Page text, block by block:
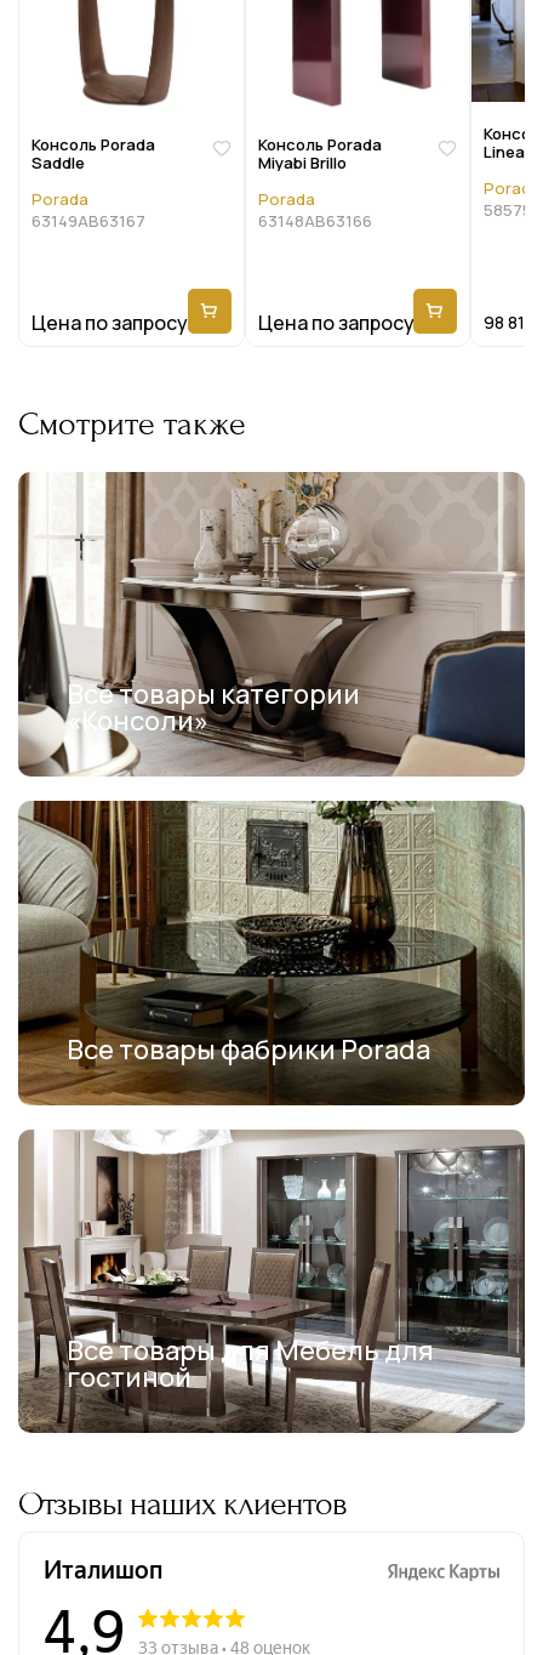
Консоль Porada
Saddle
Porada
63149AB63167
Цена по запросу
Консоль Porada
Miyabi Brillo
Porada
63148AB63166
Цена по запросу
Lineas
Porada
98 815
Смотрите также
Все товары категории
«Консоли»
Все товары фабрики Porada
Все товары для Мебель для
гостиной
Отзывы наших клиентов